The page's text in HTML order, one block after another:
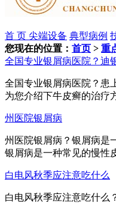
首 页 尖端设备 典型病例
您现在的位置： 首页 > 重
全国专业银屑病医院？迪
全国专业银屑病医院？患
为您介绍下牛皮癣的治疗
州医院银屑病
州医院银屑病？银屑病是
银屑病是一种常见的慢性
白电风秋季应注意吃什么
白电风秋季应注意吃什么